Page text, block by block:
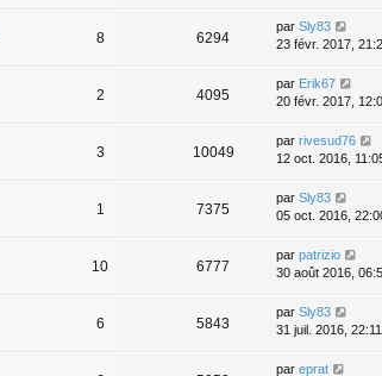
8 6294
par Sly83
23 févr. 2017,
2 4095
par Erik67
20 févr. 2017,
3 10049
par rivesud76
12 oct. 2016,
1 7375
par Sly83
05 oct. 2016,
10 6777
par patrizio
30 août 2016,
6 5843
par Sly83
31 juil. 2016, 22:11
par eprat